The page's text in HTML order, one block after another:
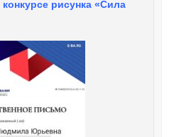
рисунка «Сила